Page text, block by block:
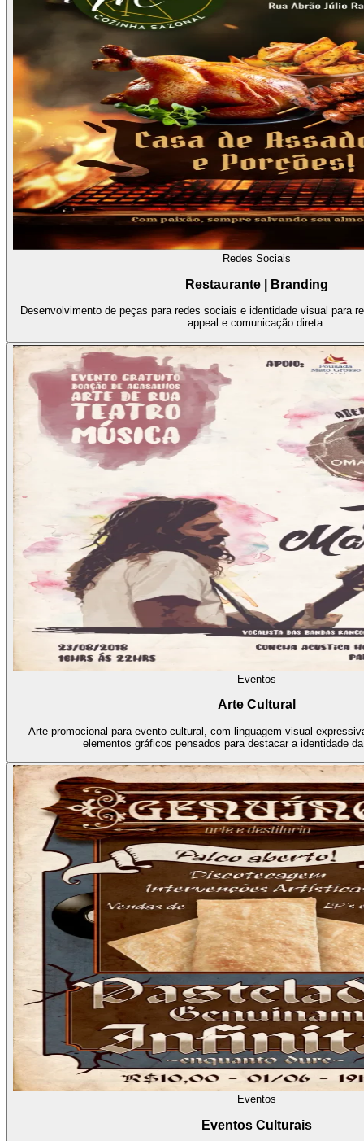
Redes Sociais
Restaurante | Branding
Desenvolvimento de peças para redes sociais e identidade visual para
appeal e comunicação direta.
Eventos
Arte Cultural
Arte promocional para evento cultural, com linguagem visual
elementos gráficos pensados para destacar a identidade
Eventos
Eventos Culturais